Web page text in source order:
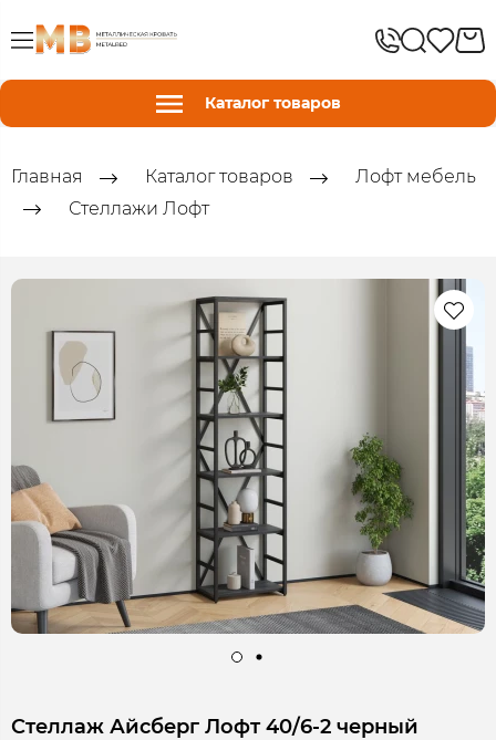
Каталог товаров
Главная Каталог товаров
Лофт мебель
Стеллажи Лофт
Стеллаж Айсберг Лофт 40/6-2 черный